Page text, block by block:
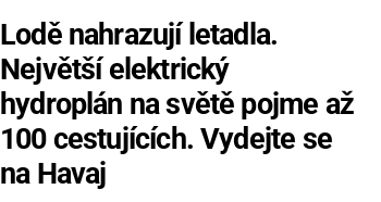
Lodě nahrazují letadla.
Největší elektrický
hydroplán na světě pojme až
100 cestujících. Vydejte se
na Havaj